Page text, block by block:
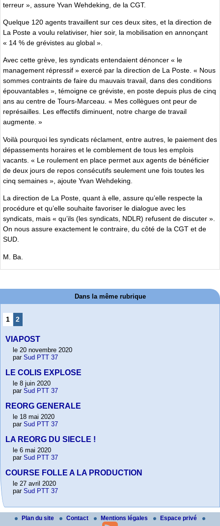
terreur », assure Yvan Wehdeking, de la CGT.
Quelque 120 agents travaillent sur ces deux sites, et la direction de
La Poste a voulu relativiser, hier soir, la mobilisation en annonçant
« 14 % de grévistes au global ».
Avec cette grève, les syndicats entendaient dénoncer « le
management répressif » exercé par la direction de La Poste. « Nous
sommes contraints de faire du mauvais travail, dans des conditions
épouvantables », témoigne ce gréviste, en poste depuis plus de cinq
ans au centre de Tours-Marceau. « Mes collègues ont peur de
représailles. Les effectifs diminuent, notre charge de travail
augmente. »
Voilà pourquoi les syndicats réclament, entre autres, le paiement des
dépassements horaires et le comblement de tous les emplois
vacants. « Le roulement en place permet aux agents de bénéficier
de deux jours de repos consécutifs seulement une fois toutes les
cinq semaines », ajoute Yvan Wehdeking.
La direction de La Poste, quant à elle, assure qu’elle respecte la
procédure et qu’elle souhaite favoriser le dialogue avec les
syndicats, mais « qu’ils (les syndicats, NDLR) refusent de discuter ».
On nous assure exactement le contraire, du côté de la CGT et de
SUD.
M. Ba.
Dans la même rubrique
1 2
VIAPOST
le 20 novembre 2020
par Sud PTT 37
LE COLIS EXPLOSE
le 8 juin 2020
par Sud PTT 37
REORG GENERALE
le 18 mai 2020
par Sud PTT 37
LA REORG DU SIECLE !
le 6 mai 2020
par Sud PTT 37
COURSE FOLLE A LA PRODUCTION
le 27 avril 2020
par Sud PTT 37
Plan du site Contact Mentions légales Espace privé